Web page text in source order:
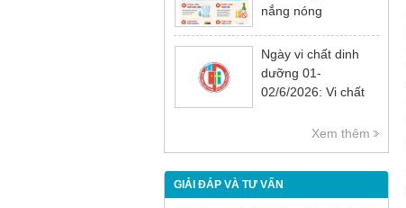
nắng nóng
Ngày vi chất dinh
dưỡng 01-
02/6/2026: Vi chất
thiết cho sự phát
Xem thêm
GIẢI ĐÁP VÀ TƯ VẤN